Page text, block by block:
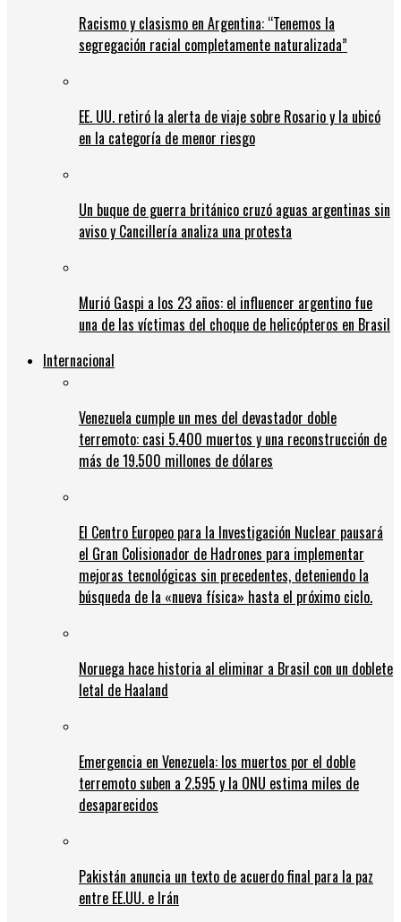
Racismo y clasismo en Argentina: “Tenemos la
segregación racial completamente naturalizada”
EE. UU. retiró la alerta de viaje sobre Rosario y la ubicó
en la categoría de menor riesgo
Un buque de guerra británico cruzó aguas argentinas sin
aviso y Cancillería analiza una protesta
Murió Gaspi a los 23 años: el influencer argentino fue
una de las víctimas del choque de helicópteros en Brasil
Internacional
Venezuela cumple un mes del devastador doble
terremoto: casi 5.400 muertos y una reconstrucción de
más de 19.500 millones de dólares
El Centro Europeo para la Investigación Nuclear pausará
el Gran Colisionador de Hadrones para implementar
mejoras tecnológicas sin precedentes, deteniendo la
búsqueda de la «nueva física» hasta el próximo ciclo.
Noruega hace historia al eliminar a Brasil con un doblete
letal de Haaland
Emergencia en Venezuela: los muertos por el doble
terremoto suben a 2.595 y la ONU estima miles de
desaparecidos
Pakistán anuncia un texto de acuerdo final para la paz
entre EE.UU. e Irán